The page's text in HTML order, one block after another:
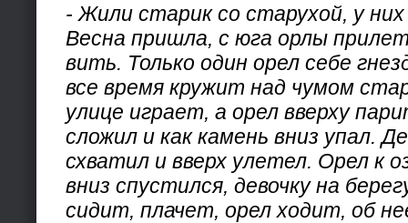
- Жили старик со старухой, у
Весна пришла, с юга орлы
вить. Только один орел себе
все время кружит над чумом
улице играет, а орел вверху
сложил и как камень вниз упал.
схватил и вверх улетел. Орел к
вниз спустился, девочку на
сидит, плачет, орел ходит, об